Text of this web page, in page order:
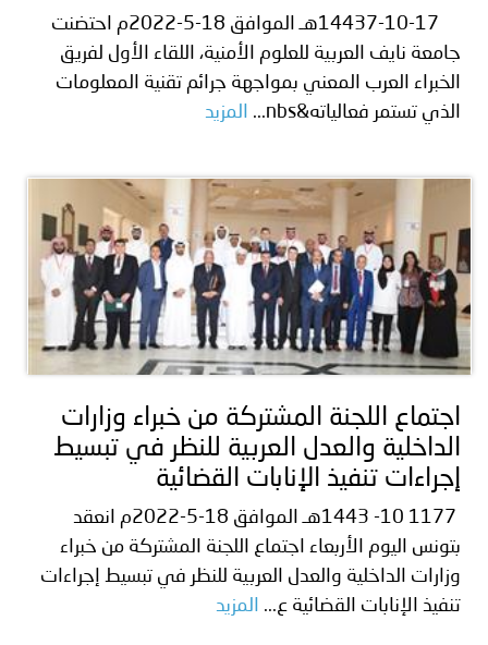
14437-10-17هـ الموافق 18-5-2022م احتضنت
جامعة نايف العربية للعلوم الأمنية، اللقاء الأول لفريق
الخبراء العرب المعني بمواجهة جرائم تقنية المعلومات
الذي تستمر فعالياته&nbs...
المزيد
اجتماع اللجنة المشتركة من خبراء وزارات
الداخلية والعدل العربية للنظر في تبسيط
إجراءات تنفيذ الإنابات القضائية
1177 10- 1443هـ الموافق 18-5-2022م انعقد
بتونس اليوم الأربعاء اجتماع اللجنة المشتركة من خبراء
وزارات الداخلية والعدل العربية للنظر في تبسيط إجراءات
تنفيذ الإنابات القضائية ع...
المزيد